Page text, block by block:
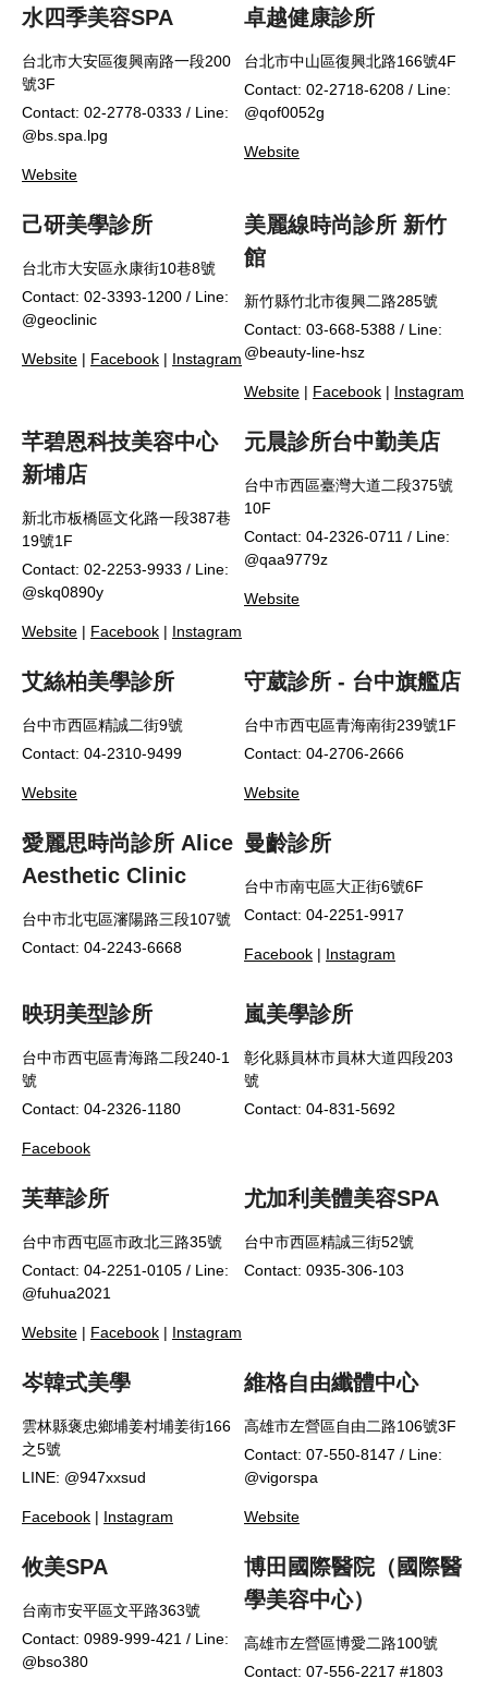
水四季美容SPA
台北市大安區復興南路一段200
號3F
Contact: 02-2778-0333 / Line:
@bs.spa.lpg
Website
卓越健康診所
台北市中山區復興北路166號4F
Contact: 02-2718-6208 / Line:
@qof0052g
Website
己研美學診所
台北市大安區永康街10巷8號
Contact: 02-3393-1200 / Line:
@geoclinic
Website | Facebook | Instagram
美麗線時尚診所 新竹
館
新竹縣竹北市復興二路285號
Contact: 03-668-5388 / Line:
@beauty-line-hsz
Website | Facebook | Instagram
芊碧恩科技美容中心
新埔店
新北市板橋區文化路一段387巷
19號1F
Contact: 02-2253-9933 / Line:
@skq0890y
Website | Facebook | Instagram
元晨診所台中勤美店
台中市西區臺灣大道二段375號
10F
Contact: 04-2326-0711 / Line:
@qaa9779z
Website
艾絲柏美學診所
台中市西區精誠二街9號
Contact: 04-2310-9499
Website
守葳診所 - 台中旗艦店
台中市西屯區青海南街239號1F
Contact: 04-2706-2666
Website
愛麗思時尚診所 Alice
Aesthetic Clinic
台中市北屯區瀋陽路三段107號
Contact: 04-2243-6668
曼齡診所
台中市南屯區大正街6號6F
Contact: 04-2251-9917
Facebook | Instagram
映玥美型診所
台中市西屯區青海路二段240-1
號
Contact: 04-2326-1180
Facebook
嵐美學診所
彰化縣員林市員林大道四段203
號
Contact: 04-831-5692
芙華診所
台中市西屯區市政北三路35號
Contact: 04-2251-0105 / Line:
@fuhua2021
Website | Facebook | Instagram
尤加利美體美容SPA
台中市西區精誠三街52號
Contact: 0935-306-103
岑韓式美學
雲林縣褒忠鄉埔姜村埔姜街166
之5號
LINE: @947xxsud
Facebook | Instagram
維格自由纖體中心
高雄市左營區自由二路106號3F
Contact: 07-550-8147 / Line:
@vigorspa
Website
攸美SPA
台南市安平區文平路363號
Contact: 0989-999-421 / Line:
@bso380
博田國際醫院（國際醫
學美容中心）
高雄市左營區博愛二路100號
Contact: 07-556-2217 #1803